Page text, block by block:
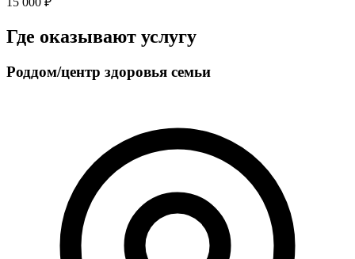
Где оказывают услугу
Роддом/центр здоровья семьи